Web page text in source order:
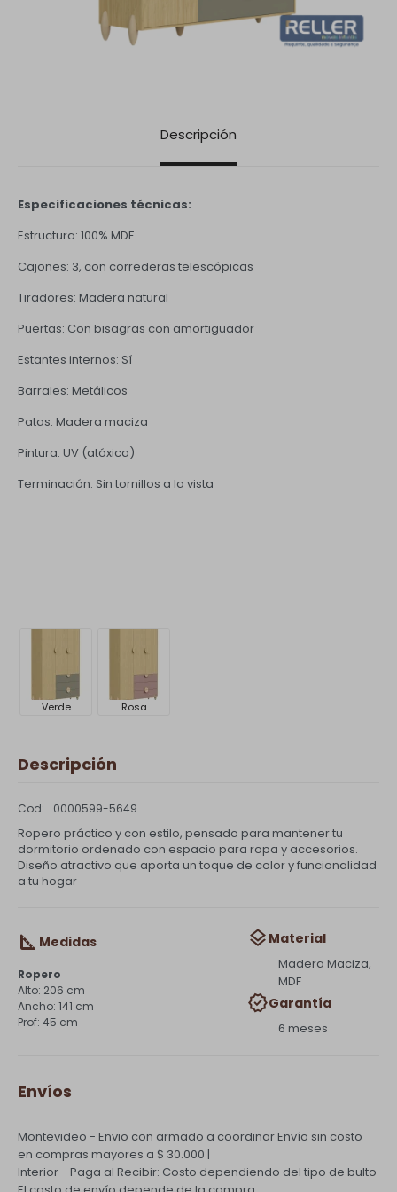
Descripción
Especificaciones técnicas:
Estructura: 100% MDF
Cajones: 3, con correderas telescópicas
Tiradores: Madera natural
Puertas: Con bisagras con amortiguador
Estantes internos: Sí
Barrales: Metálicos
Patas: Madera maciza
Pintura: UV (atóxica)
Terminación: Sin tornillos a la vista
Verde Rosa
Descripción
0000599-5649
Ropero práctico y con estilo, pensado para mantener tu
dormitorio ordenado con espacio para ropa y accesorios.
Diseño atractivo que aporta un toque de color y funcionalidad
a tu hogar
Medidas
Ropero
206 cm
141 cm
45 cm
Material
Madera Maciza,
MDF
Garantía
6 meses
Envíos
Montevideo - Envio con armado a coordinarEnvío sin costo
en compras mayores a $ 30.000 |
Interior - Paga al Recibir: Costo dependiendo del tipo de bulto